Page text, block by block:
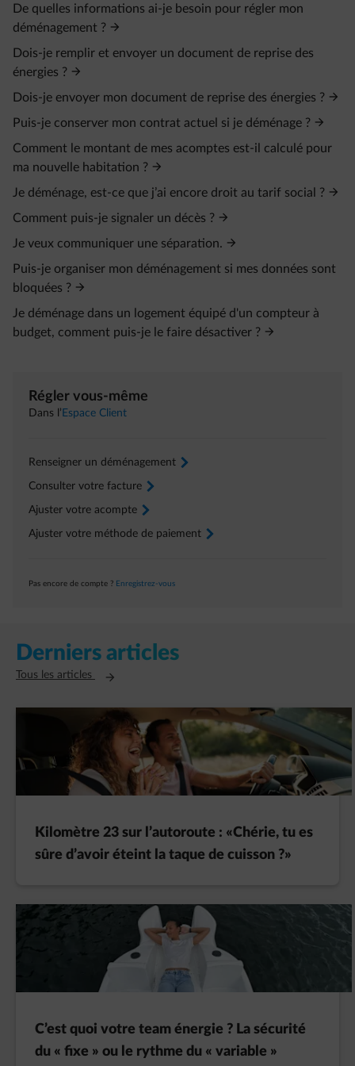
De quelles informations ai-je besoin pour régler mon
déménagement ?
Dois-je remplir et envoyer un document de reprise des
énergies ?
Dois-je envoyer mon document de reprise des énergies ?
Puis-je conserver mon contrat actuel si je déménage ?
Comment le montant de mes acomptes est-il calculé pour
ma nouvelle habitation ?
Je déménage, est-ce que j’ai encore droit au tarif social ?
Comment puis-je signaler un décès ?
Je veux communiquer une séparation.
Puis-je organiser mon déménagement si mes données sont
bloquées ?
Je déménage dans un logement équipé d'un compteur à
budget, comment puis-je le faire désactiver ?
Régler vous-même
Dans l’ Espace Client
Renseigner un déménagement arrow-right
Consulter votre facture arrow-right
Ajuster votre acompte arrow-right
Ajuster votre méthode de paiement arrow-right
Pas encore de compte ? Enregistrez-vous
Derniers articles
Tous les articles Ouvre un nouvel onglet
Kilomètre 23 sur l’autoroute : «Chérie, tu es
sûre d’avoir éteint la taque de cuisson ?»
C’est quoi votre team énergie ? La sécurité
du « fixe » ou le rythme du « variable »